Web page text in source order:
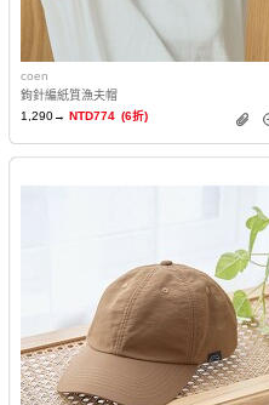
coen
鉤針編紙質漁夫帽
1,290→ NTD774 (6折)